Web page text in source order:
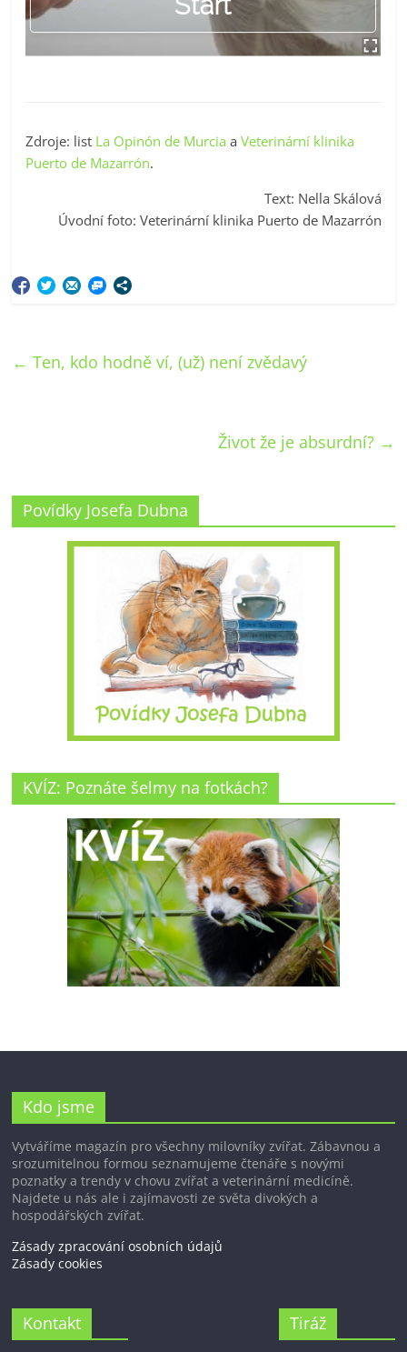
Zdroje: list La Opinón de Murcia aVeterinární klinika
Puerto de Mazarrón.
Text: Nella Skálová
Úvodní foto: Veterinární klinika Puerto de Mazarrón
← Ten, kdo hodně ví, (už) není zvědavý
Život že je absurdní? →
Povídky Josefa Dubna
KVÍZ: Poznáte šelmy na fotkách?
Kdo jsme
Vytváříme magazín pro všechny milovníky zvířat. Zábavnou a
srozumitelnou formou seznamujeme čtenáře s novými
poznatky a trendy v chovu zvířat a veterinární medicíně.
Najdete u nás ale i zajímavosti ze světa divokých a
hospodářských zvířat.
Zásady zpracování osobních údajů
Zásady cookies
Kontakt Tiráž